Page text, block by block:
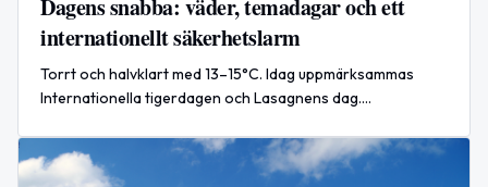
Dagens snabba: väder, temadagar och ett
internationellt säkerhetslarm
Torrt och halvklart med 13–15°C. Idag uppmärksammas
Internationella tigerdagen och Lasagnens dag.
havet.